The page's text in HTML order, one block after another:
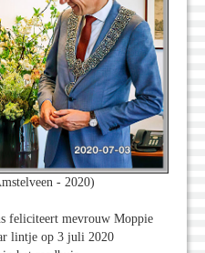
- 2020)
feliciteert mevrouw Moppie
lintje op 3 juli 2020